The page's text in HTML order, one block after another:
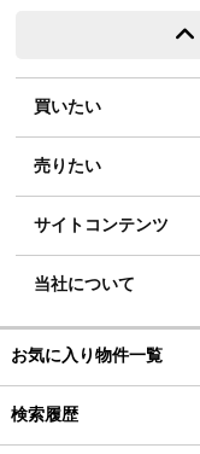
買いたい
売りたい
サイトコンテンツ
当社について
お気に入り物件一覧
検索履歴